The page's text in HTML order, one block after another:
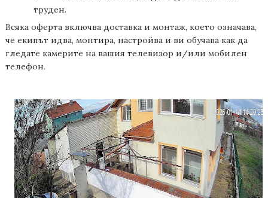
труден.
Всяка оферта включва доставка и монтаж, което означава,
че екипът идва, монтира, настройва и ви обучава как да
гледате камерите навашия телевизор и/или мобилен
телефон.